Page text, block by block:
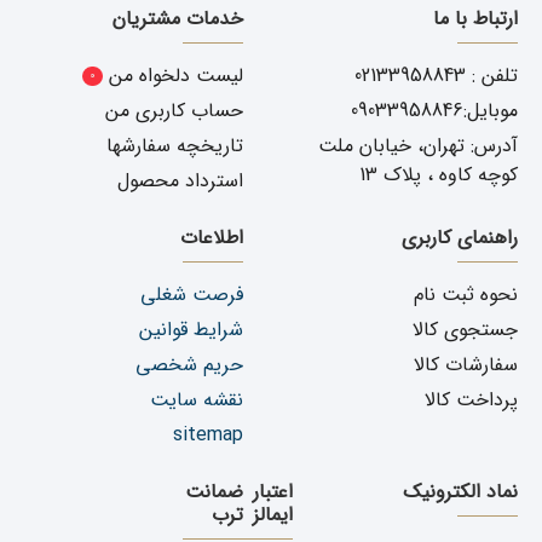
ارتباط با ما
تلفن : 02133958843
موبایل:09033958846
آدرس: تهران، خیابان ملت
کوچه کاوه ، پلاک 13
خدمات مشتریان
لیست دلخواه من
0
حساب کاربری من
تاریخچه سفارشها
استرداد محصول
راهنمای کاربری
نحوه ثبت نام
جستجوی کالا
سفارشات کالا
پرداخت کالا
اطلاعات
فرصت شغلی
شرایط قوانین
حریم شخصی
نقشه سایت
sitemap
نماد الکترونیک
اعتبار
ایمالز
ضمانت
ترب